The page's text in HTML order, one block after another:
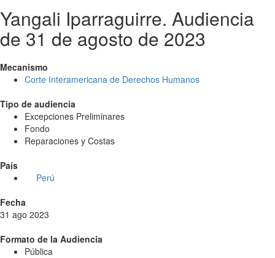
Yangali Iparraguirre. Audiencia
de 31 de agosto de 2023
Mecanismo
Corte Interamericana de Derechos Humanos
Tipo de audiencia
Excepciones Preliminares
Fondo
Reparaciones y Costas
País
Perú
Fecha
31 ago 2023
Formato de la Audiencia
Pública